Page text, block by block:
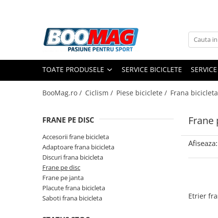
Toate Produsele
Biciclete
Biciclete copii
Biciclete barbati
Biciclete mountain bike (MTB)
Biciclete electrice
Biciclete de oras
Biciclete pliabile
Biciclete de trekking
TOATE PRODUSELE SERVICE BICICLETE
BooMag.ro / Ciclism / Piese biciclete / Frana
Frane
FRANE PE DISC
Accesorii frane bicicleta
Adaptoare frana bicicleta
Discuri frana bicicleta
Frane pe disc
Frane pe janta
Placute frana bicicleta
Saboti frana bicicleta
Afiseaza:
Etrier